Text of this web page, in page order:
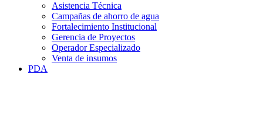
Asistencia Técnica
Campañas de ahorro de agua
Fortalecimiento Institucional
Gerencia de Proyectos
Operador Especializado
Venta de insumos
PDA